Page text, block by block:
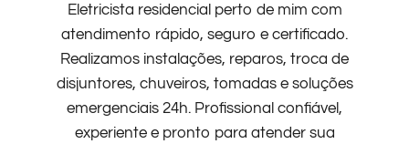
Eletricista residencial perto de mim com
atendimento rápido, seguro e certificado.
Realizamos instalações, reparos, troca de
disjuntores, chuveiros, tomadas e soluções
emergenciais 24h. Profissional confiável,
experiente e pronto para atender sua